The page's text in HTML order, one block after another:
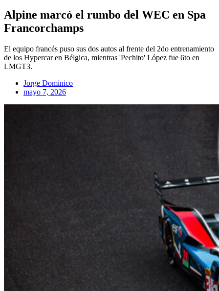
Alpine marcó el rumbo del WEC en Spa
Francorchamps
El equipo francés puso sus dos autos al frente del 2do entrenamiento
de los Hypercar en Bélgica, mientras 'Pechito' López fue 6to en
LMGT3.
Jorge Dominico
mayo 7, 2026